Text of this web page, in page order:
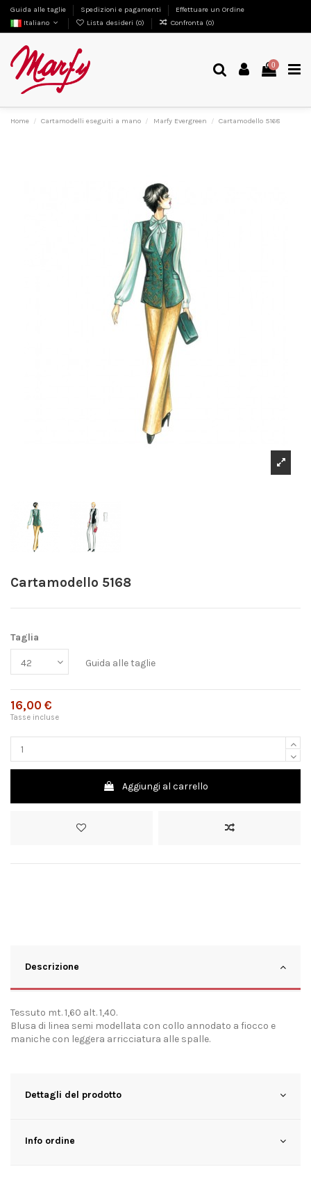
Guida alle taglie Spedizioni e pagamenti
Effettuare un Ordine
Italiano
Lista desideri (0) Confronta (0)
0
Home Cartamodelli eseguiti a mano Marfy Evergreen Cartamodello 5168
Cartamodello 5168
Taglia
Guida alle taglie
16,00 €
Tasse incluse
Aggiungi al carrello
Descrizione
Tessuto mt. 1,60 alt. 1,40.
Blusa di linea semi modellata con collo annodato a fiocco e
maniche con leggera arricciatura alle spalle.
Dettagli del prodotto
Info ordine